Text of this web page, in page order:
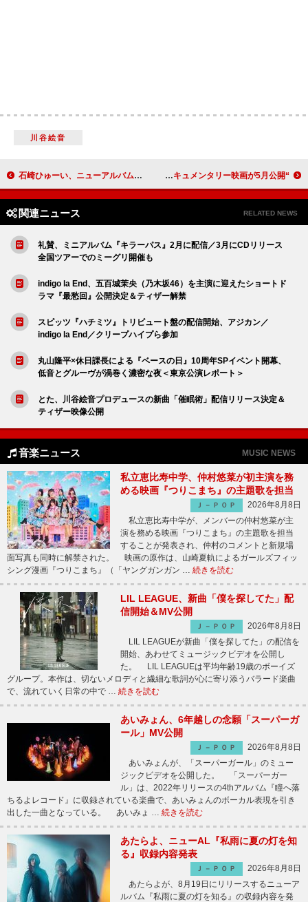
川谷絵音
石崎ひゅーい、ニューアルバムのタイトル＆ジャケットを公開 “SUPER BEAVERとあなたの現在地”を描く、ライブ＆ドキュメンタリー映画が5月公開
関連ニュース RELATED NEWS
礼賛、ミニアルバム『キラーパス』2月に配信／3月にCDリリース
全国ツアーでのミーグリ開催も
indigo la End、五百城茉央（乃木坂46）を主演に迎えたショートド
ラマ『最愁回』公開決定＆ティザー解禁
スピッツ『ハチミツ』トリビュート盤の配信開始、アジカン／
indigo la End／クリープハイプら参加
丸山隆平×休日課長による『ベースの日』10周年SPイベント開幕、
低音とグルーヴが渦巻く濃密な夜＜東京公演レポート＞
とた、川谷絵音プロデュースの新曲「催眠術」配信リリース決定＆
ティザー映像公開
音楽ニュース MUSIC NEWS
私立恵比寿中学、仲村悠菜が初主演を務
める映画『つりこまち』の主題歌を担当
Ｊ－ＰＯＰ
2026年8月8日
私立恵比寿中学が、メンバーの仲村悠菜が主
演を務める映画『つりこまち』の主題歌を担当
することが発表され、仲村のコメントと新規場
面写真も同時に解禁された。 映画の原作は、山崎夏軌によるガールズフィッ
シング漫画『つりこまち』（「ヤングガンガン … 続きを読む
LIL LEAGUE、新曲「僕を探してた」配
信開始＆MV公開
Ｊ－ＰＯＰ
2026年8月8日
LIL LEAGUEが新曲「僕を探してた」の配信を
開始、あわせてミュージックビデオを公開し
た。 LIL LEAGUEは平均年齢19歳のボーイズ
グループ。本作は、切ないメロディと繊細な歌詞が心に寄り添うバラード楽曲
で、流れていく日常の中で … 続きを読む
あいみょん、6年越しの念願「スーパーガ
ール」MV公開
Ｊ－ＰＯＰ
2026年8月8日
あいみょんが、「スーパーガール」のミュー
ジックビデオを公開した。 「スーパーガー
ル」は、2022年リリースの4thアルバム『瞳へ落
ちるよレコード』に収録されている楽曲で、あいみょんのボーカル表現を引き
出した一曲となっている。 あいみょ … 続きを読む
あたらよ、ニューAL『私雨に夏の灯を知
る』収録内容発表
Ｊ－ＰＯＰ
2026年8月8日
あたらよが、8月19日にリリースするニューア
ルバム『私雨に夏の灯を知る』の収録内容を発